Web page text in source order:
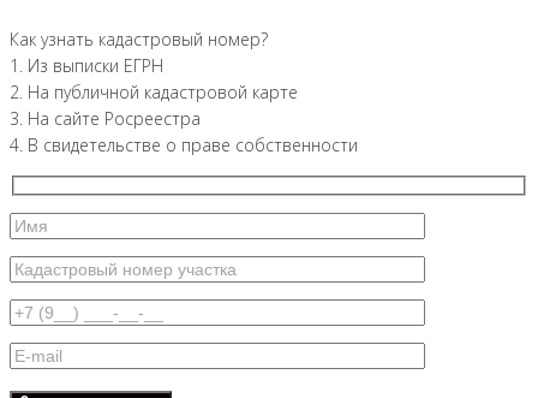
Как узнать кадастровый номер?
1. Из выписки ЕГРН
2. На публичной кадастровой карте
3. На сайте Росреестра
4. В свидетельстве о праве собственности